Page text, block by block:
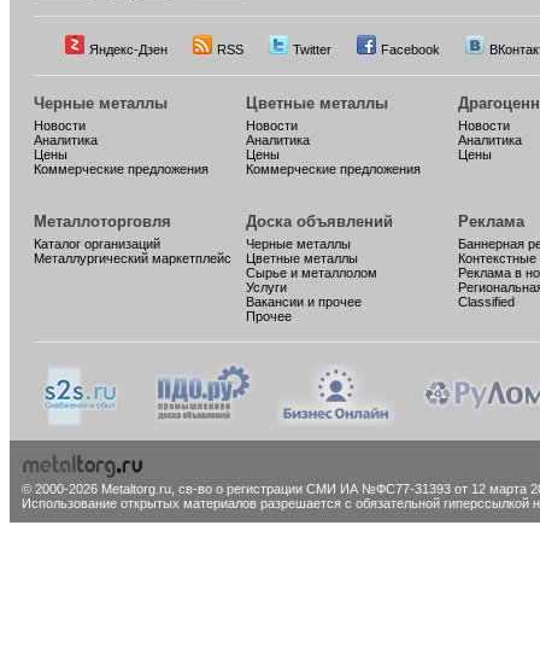
Яндекс-Дзен RSS Twitter Facebook
Черные металлы
Новости
Аналитика
Цены
Коммерческие предложения
Цветные металлы
Новости
Аналитика
Цены
Коммерческие предложения
Новости
Аналитика
Цены
Металлоторговля
Каталог организаций
Металлургический маркетплейс
Доска объявлений
Черные металлы
Цветные металлы
Сырье и металлолом
Услуги
Вакансии и прочее
Прочее
Реклама
Баннерная
Реклама в
Classified
© 2000-2026 Metaltorg.ru, св-во о регистрации СМИ ИА №ФС77-31393 от 12 марта
Использование открытых материалов разрешается с обязательной гиперссылкой